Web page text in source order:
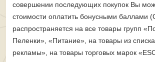
совершении последующих покупок Вы
стоимости оплатить бонусными баллами
распространяется на все товары групп
Пеленки», «Питание», на товары из
рекламы», на товары торговых марок